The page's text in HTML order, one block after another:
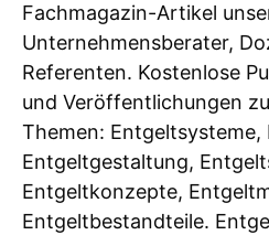
Fachmagazin-Artikel
Unternehmensberater,
Referenten. Kostenlose
und Veröffentlichungen
Themen:
Entgeltgestaltung,
Entgeltkonzepte,
Entgeltbestandteile.